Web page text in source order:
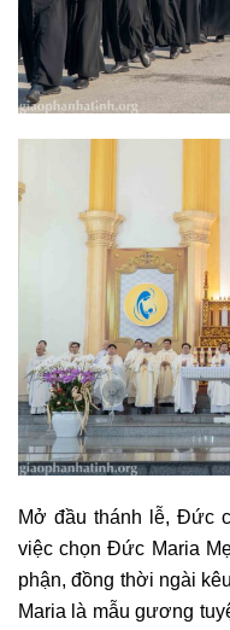
Mở đầu thánh lễ, Đức
việc chọn Đức Maria
phận, đồng thời ngài
Maria là mẫu gương